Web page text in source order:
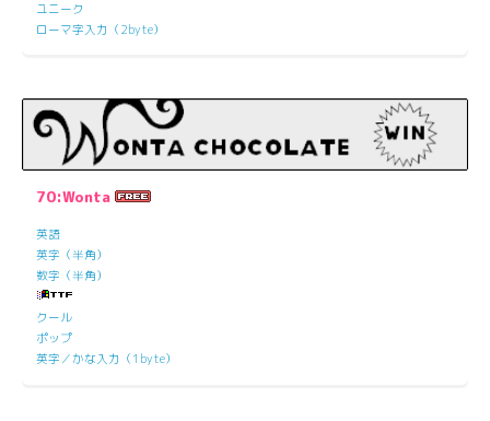
ユニーク
ローマ字入力（2byte）
70:Wonta
英語
英字（半角）
数字（半角）
クール
ポップ
英字／かな入力（1byte）